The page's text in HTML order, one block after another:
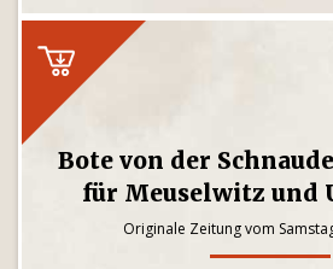
Bote von der
für Meuselwitz und
Originale Zeitung vom